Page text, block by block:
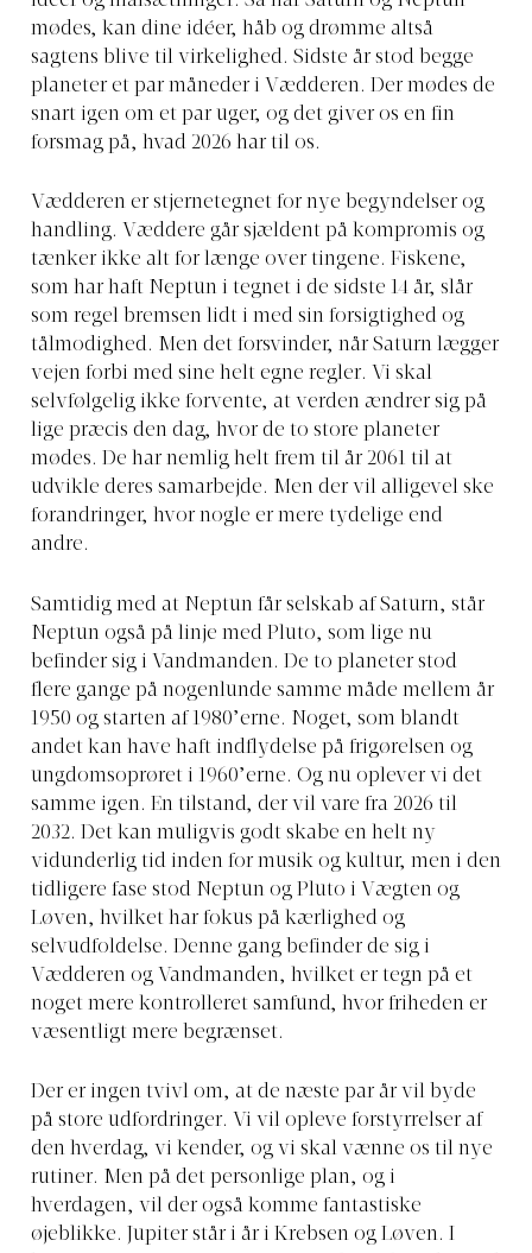
mødes, kan dine idéer, håb og drømme altså
sagtens blive til virkelighed. Sidste år stod begge
planeter et par måneder i Vædderen. Der mødes de
snart igen om et par uger, og det giver os en fin
forsmag på, hvad 2026 har til os.
Vædderen er stjernetegnet for nye begyndelser og
handling. Væddere går sjældent på kompromis og
tænker ikke alt for længe over tingene. Fiskene,
som har haft Neptun i tegnet i de sidste 14 år, slår
som regel bremsen lidt i med sin forsigtighed og
tålmodighed. Men det forsvinder, når Saturn lægger
vejen forbi med sine helt egne regler. Vi skal
selvfølgelig ikke forvente, at verden ændrer sig på
lige præcis den dag, hvor de to store planeter
mødes. De har nemlig helt frem til år 2061 til at
udvikle deres samarbejde. Men der vil alligevel ske
forandringer, hvor nogle er mere tydelige end
andre.
Samtidig med at Neptun får selskab af Saturn, står
Neptun også på linje med Pluto, som lige nu
befinder sig i Vandmanden. De to planeter stod
flere gange på nogenlunde samme måde mellem år
1950 og starten af 1980’erne. Noget, som blandt
andet kan have haft indflydelse på frigørelsen og
ungdomsoprøret i 1960’erne. Og nu oplever vi det
samme igen. En tilstand, der vil vare fra 2026 til
2032. Det kan muligvis godt skabe en helt ny
vidunderlig tid inden for musik og kultur, men i den
tidligere fase stod Neptun og Pluto i Vægten og
Løven, hvilket har fokus på kærlighed og
selvudfoldelse. Denne gang befinder de sig i
Vædderen og Vandmanden, hvilket er tegn på et
noget mere kontrolleret samfund, hvor friheden er
væsentligt mere begrænset.
Der er ingen tvivl om, at de næste par år vil byde
på store udfordringer. Vi vil opleve forstyrrelser af
den hverdag, vi kender, og vi skal vænne os til nye
rutiner. Men på det personlige plan, og i
hverdagen, vil der også komme fantastiske
øjeblikke. Jupiter står i år i Krebsen og Løven. I